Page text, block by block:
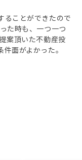
ることができたので
た時も、一つ一つ
案頂いた不動産投
面がよかった。